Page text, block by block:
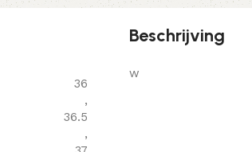
36
,
36.5
,
Beschrijving
w